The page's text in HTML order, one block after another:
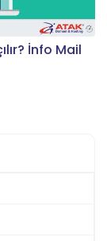
İnfo Mail